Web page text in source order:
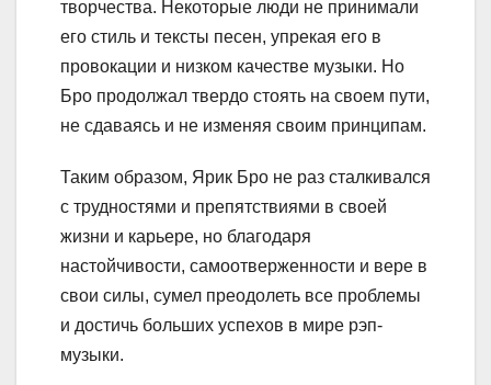
творчества. Некоторые люди не принимали
его стиль и тексты песен, упрекая его в
провокации и низком качестве музыки. Но
Бро продолжал твердо стоять на своем пути,
не сдаваясь и не изменяя своим принципам.
Таким образом, Ярик Бро не раз сталкивался
с трудностями и препятствиями в своей
жизни и карьере, но благодаря
настойчивости, самоотверженности и вере в
свои силы, сумел преодолеть все проблемы
и достичь больших успехов в мире рэп-
музыки.